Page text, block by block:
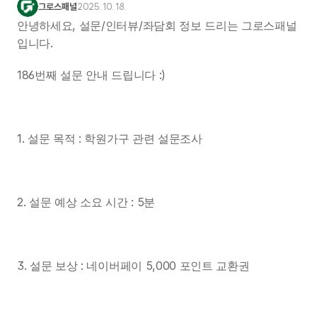
그로스패널2025. 10. 18.
안녕하세요, 설문/인터뷰/좌담회 정보 드리는 그로스패널
입니다.
186번째 설문 안내 드립니다 :)
1. 설문 목적 : 학원가구 관련 설문조사
2. 설문 예상 소요 시간 : 5분
3. 설문 보상 : 네이버페이 5,000 포인트 교환권